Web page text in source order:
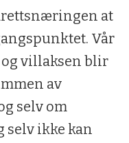
at
Vår
villaksen blir
av
selv om
selv ikke kan